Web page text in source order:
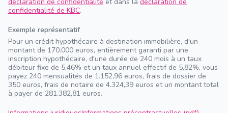
confidentialité de KBC.
Exemple représentatif
Pour un crédit hypothécaire à destination immobilière, d'un
montant de 170.000 euros, entièrement garanti par une
inscription hypothécaire, d'une durée de 240 mois à un taux
débiteur fixe de 5,46% et un taux annuel effectif de 5,82%, vous
payez 240 mensualités de 1.152,96 euros, frais de dossier de
350 euros, frais de notaire de 4.324,39 euros et un montant total
à payer de 281.382,81 euros.